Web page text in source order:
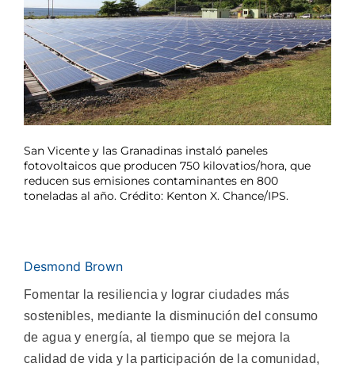
San Vicente y las Granadinas instaló paneles
fotovoltaicos que producen 750 kilovatios/hora, que
reducen sus emisiones contaminantes en 800
toneladas al año. Crédito: Kenton X. Chance/IPS.
Desmond Brown
Fomentar la resiliencia y lograr ciudades más
sostenibles, mediante la disminución del consumo
de agua y energía, al tiempo que se mejora la
calidad de vida y la participación de la comunidad,